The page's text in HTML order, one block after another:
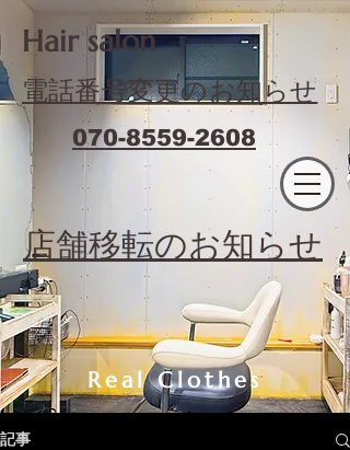
​Hair salon
電話番号変更のお知らせ
070-8559-2608
​店舗移転のお知らせ
Real Clothes
記事